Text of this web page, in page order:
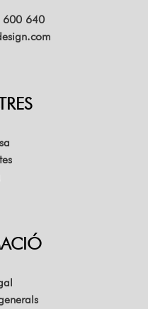
640